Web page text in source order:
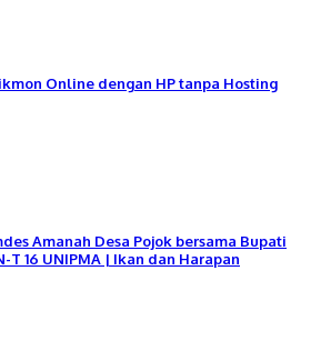
Online dengan HP tanpa Hosting
Amanah Desa Pojok bersama Bupati
T 16 UNIPMA | Ikan dan Harapan